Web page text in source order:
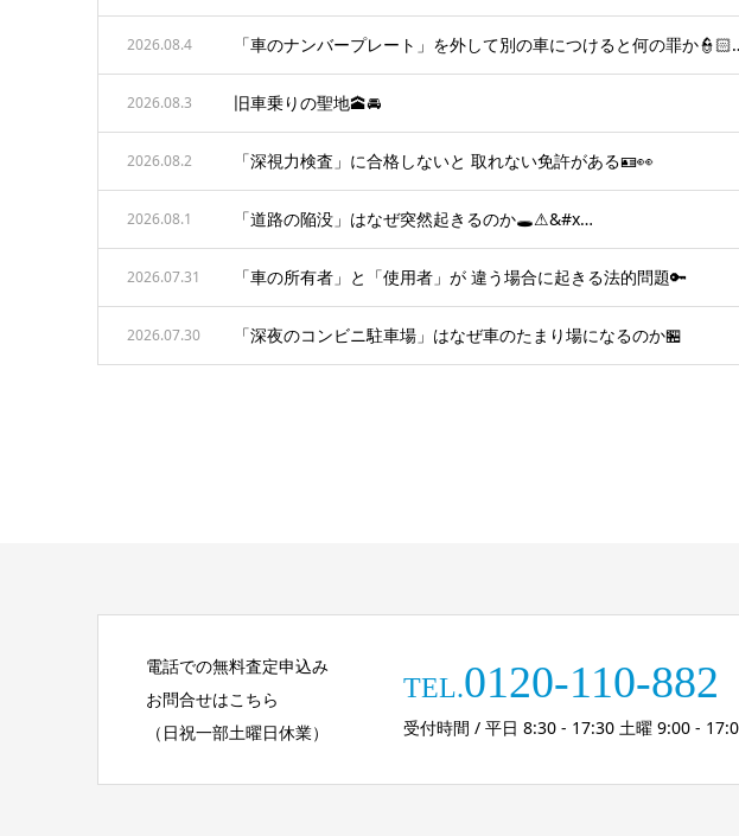
「車のナンバープレート」を外して別の車につけると何の罪か
2026.08.4
旧車乗りの聖地🕋🚘
2026.08.3
「深視力検査」に合格しないと 取れない免許がある🪪👀
2026.08.2
「道路の陥没」はなぜ突然起きるのか🕳️⚠&#x…
2026.08.1
「車の所有者」と「使用者」が 違う場合に起きる法的問題🔑
2026.07.31
「深夜のコンビニ駐車場」はなぜ車のたまり場になるのか🏪
2026.07.30
電話での無料査定申込み
お問合せはこちら
（日祝一部土曜日休業）
TEL.0120-110-882
受付時間 / 平日 8:30 - 17:30 土曜 9:00 -